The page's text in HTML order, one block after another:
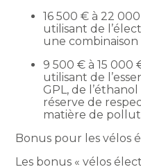
16 500 € à 22
utilisant de
une combinaison
9 500 € à 15 000
utilisant de
GPL, de
réserve de
matière de
Bonus pour les vélos
Les bonus « vélos